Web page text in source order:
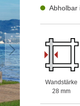
Abholbar
Wandstärke
28 mm